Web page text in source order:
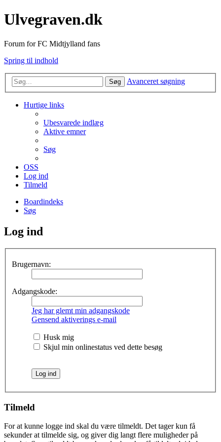
Ulvegraven.dk
Forum for FC Midtjylland fans
Spring til indhold
Søg Avanceret søgning
Hurtige links
Ubesvarede indlæg
Aktive emner
Søg
OSS
Log ind
Tilmeld
Boardindeks
Søg
Log ind
Brugernavn:
Adgangskode:
Jeg har glemt min adgangskode
Gensend aktiverings e-mail
Husk mig
Skjul min onlinestatus ved dette besøg
Tilmeld
For at kunne logge ind skal du være tilmeldt. Det tager kun få
sekunder at tilmelde sig, og giver dig langt flere muligheder på